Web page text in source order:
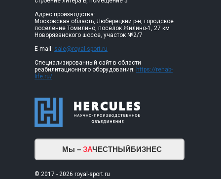
Адрес производства:
Московская область, Люберецкий р-н, городское
поселение Томилино, поселок Жилино-1, 27 км
Новорязанского шоссе, участок №2/7
E-mail: sale@royal-sport.ru
Специализированный сайт в области
реабилитационного оборудования: https://rehab-
life.ru/
Мы – ЗАЧЕСТНЫЙБИЗНЕС
© 2017 - 2026 royal-sport.ru